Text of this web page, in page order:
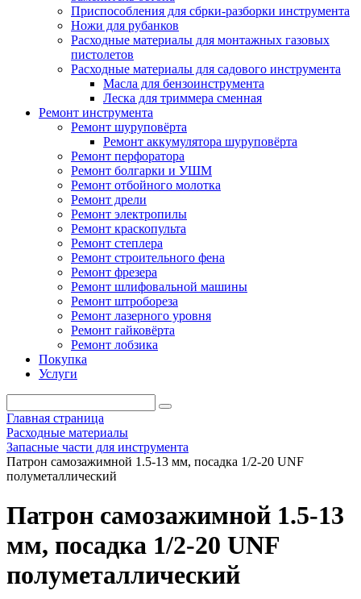
Приспособления для сбрки-разборки инструмента
Ножи для рубанков
Расходные материалы для монтажных газовых
пистолетов
Расходные материалы для садового инструмента
Масла для бензоинструмента
Леска для триммера сменная
Ремонт инструмента
Ремонт шуруповёрта
Ремонт аккумулятора шуруповёрта
Ремонт перфоратора
Ремонт болгарки и УШМ
Ремонт отбойного молотка
Ремонт дрели
Ремонт электропилы
Ремонт краскопульта
Ремонт степлера
Ремонт строительного фена
Ремонт фрезера
Ремонт шлифовальной машины
Ремонт штробореза
Ремонт лазерного уровня
Ремонт гайковёрта
Ремонт лобзика
Покупка
Услуги
Главная страница
Расходные материалы
Запасные части для инструмента
Патрон самозажимной 1.5-13 мм, посадка 1/2-20 UNF
полуметаллический
Патрон самозажимной 1.5-13
мм, посадка 1/2-20 UNF
полуметаллический